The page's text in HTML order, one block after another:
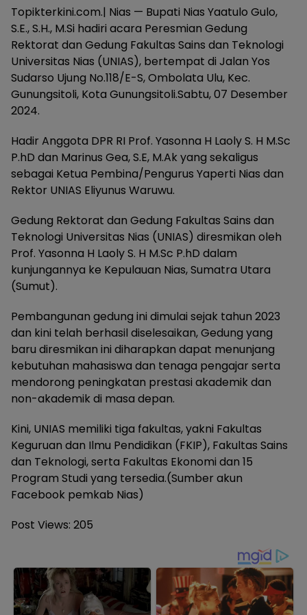
Topikterkini.com.| Nias — Bupati Nias Yaatulo Gulo,
S.E., S.H., M.Si hadiri acara Peresmian Gedung
Rektorat dan Gedung Fakultas Sains dan Teknologi
Universitas Nias (UNIAS), bertempat di Jalan Yos
Sudarso Ujung No.118/E-S, Ombolata Ulu, Kec.
Gunungsitoli, Kota Gunungsitoli.Sabtu, 07 Desember
2024.
Hadir Anggota DPR RI Prof. Yasonna H Laoly S. H M.Sc
P.hD dan Marinus Gea, S.E, M.Ak yang sekaligus
sebagai Ketua Pembina/Pengurus Yaperti Nias dan
Rektor UNIAS Eliyunus Waruwu.
Gedung Rektorat dan Gedung Fakultas Sains dan
Teknologi Universitas Nias (UNIAS) diresmikan oleh
Prof. Yasonna H Laoly S. H M.Sc P.hD dalam
kunjungannya ke Kepulauan Nias, Sumatra Utara
(Sumut).
Pembangunan gedung ini dimulai sejak tahun 2023
dan kini telah berhasil diselesaikan, Gedung yang
baru diresmikan ini diharapkan dapat menunjang
kebutuhan mahasiswa dan tenaga pengajar serta
mendorong peningkatan prestasi akademik dan
non-akademik di masa depan.
Kini, UNIAS memiliki tiga fakultas, yakni Fakultas
Keguruan dan Ilmu Pendidikan (FKIP), Fakultas Sains
dan Teknologi, serta Fakultas Ekonomi dan 15
Program Studi yang tersedia.(Sumber akun
Facebook pemkab Nias)
Post Views: 205